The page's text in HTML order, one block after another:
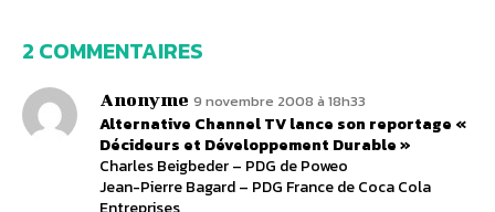
2 COMMENTAIRES
Anonyme 9 novembre 2008 à 18h33
Alternative Channel TV lance son reportage «
Décideurs et Développement Durable »
Charles Beigbeder – PDG de Poweo
Jean-Pierre Bagard – PDG France de Coca Cola